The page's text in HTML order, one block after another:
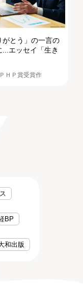
がとう」の一言の
...エッセイ「生き
ＨＰ賞受賞作
BP
和出版